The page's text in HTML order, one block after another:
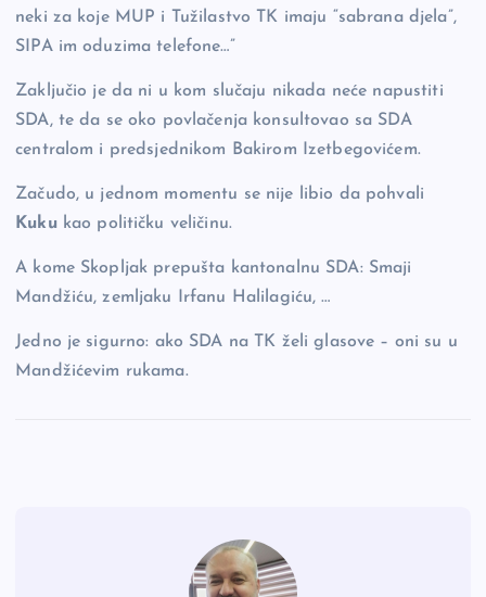
neki za koje MUP i Tužilastvo TK imaju “sabrana djela”,
SIPA im oduzima telefone…”
Zaključio je da ni u kom slučaju nikada neće napustiti
SDA, te da se oko povlačenja konsultovao sa SDA
centralom i predsjednikom Bakirom Izetbegovićem.
Začudo, u jednom momentu se nije libio da pohvali
Kukukao političku veličinu.
A kome Skopljak prepušta kantonalnu SDA: Smaji
Mandžiću, zemljaku Irfanu Halilagiću, …
Jedno je sigurno: ako SDA na TK želi glasove – oni su u
Mandžićevim rukama.